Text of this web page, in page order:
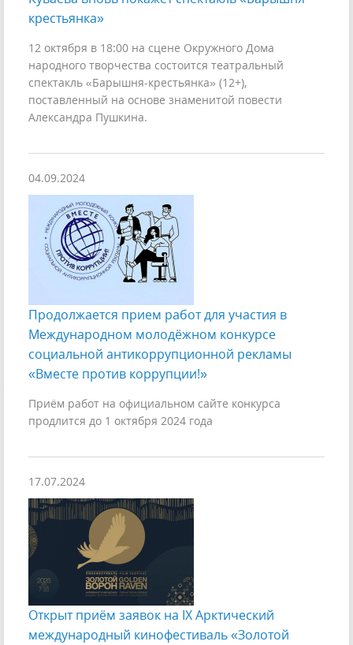
крестьянка»
12 октября в 18:00 на сцене Окружного Дома
народного творчества состоится театральный
спектакль «Барышня-крестьянка» (12+),
поставленный на основе знаменитой повести
Александра Пушкина.
04.09.2024
Продолжается прием работ для участия в
Международном молодёжном конкурсе
социальной антикоррупционной рекламы
«Вместе против коррупции!»
Приём работ на официальном сайте конкурса
продлится до 1 октября 2024 года
17.07.2024
Открыт приём заявок на IX Арктический
международный кинофестиваль «Золотой